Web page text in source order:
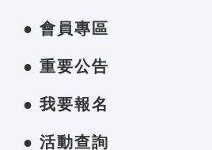
● 會員專區
● 重要公告
● 我要報名
● 活動查詢